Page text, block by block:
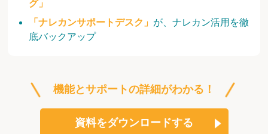
グ」
「ナレカンサポートデスク」 が、ナレカン活用を徹
底バックアップ
機能とサポートの詳細がわかる！
資料をダウンロードする